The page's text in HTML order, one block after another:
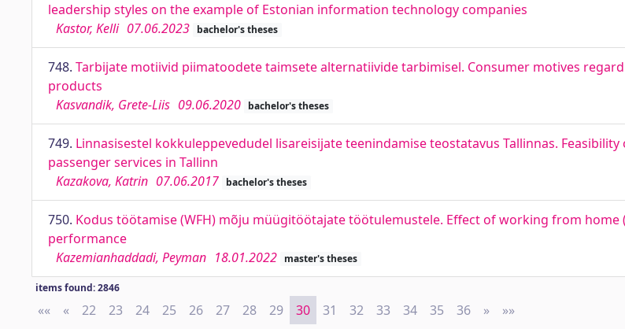
leadership styles on the example of Estonian information technology companies
Kastor, Kelli 07.06.2023 bachelor's theses
748. Tarbijate motiivid piimatoodete taimsete alternatiivide tarbimisel. Consumer motives
products
Kasvandik, Grete-Liis 09.06.2020 bachelor's theses
749. Linnasisestel kokkuleppevedudel lisareisijate teenindamise teostatavus Tallinnas.
passenger services in Tallinn
Kazakova, Katrin 07.06.2017 bachelor's theses
750. Kodus töötamise (WFH) mõju müügitöötajate töötulemustele. Effect of working from home
performance
Kazemianhaddadi, Peyman 18.01.2022 master's theses
items found: 2846
«« First
« Previous
22 23 24 25 26 27 28 29 30 31 32 33 34 35 36 » Next
»»